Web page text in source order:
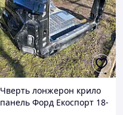
Чверть лонжерон крило
панель Форд Екоспорт 18-